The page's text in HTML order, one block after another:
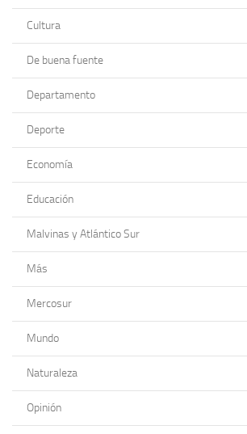
Cultura
De buena fuente
Departamento
Deporte
Economía
Educación
Malvinas y Atlántico Sur
Más
Mercosur
Mundo
Naturaleza
Opinión